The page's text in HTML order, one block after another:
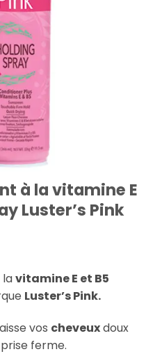
à la vitamine E
Luster’s Pink
lavitamine E et B5
Luster’s Pink.
vos cheveuxdoux
ferme.